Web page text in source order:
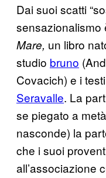
Dai suoi scatti
sensazionalismo
Mare, un libro
studio bruno
Covacich) e i
Seravalle. La
se piegato a
nasconde) la
che i suoi
all’associazione